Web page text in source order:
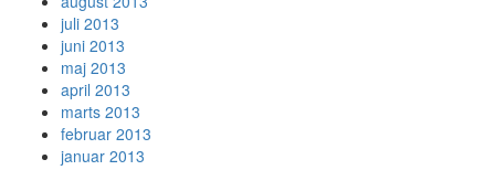
juli 2013
juni 2013
maj 2013
april 2013
marts 2013
februar 2013
januar 2013